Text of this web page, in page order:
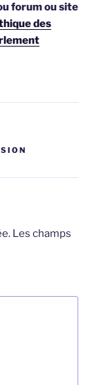
forum ou site
des
Les champs